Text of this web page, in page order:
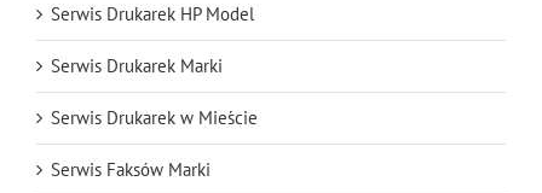
Serwis Drukarek HP Model
Serwis Drukarek Marki
Serwis Drukarek w Mieście
Serwis Faksów Marki